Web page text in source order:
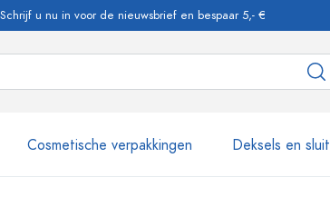
Schrijf u nu in voor de nieuwsbrief en bespaar 5,- €
Cosmetische verpakkingen Deksels en